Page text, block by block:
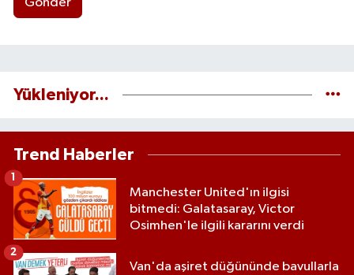
Gönder
Yükleniyor...
Trend Haberler
Manchester United'ın ilgisi
bitmedi: Galatasaray, Victor
Osimhen'le ilgili kararını verdi
Van'da aşiret düğününde bavullarla
2